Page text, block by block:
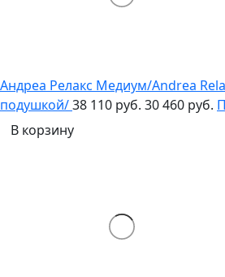
Андреа Релакс Медиум/Andrea
подушкой/38 110 руб. 30 460 руб.
В корзину